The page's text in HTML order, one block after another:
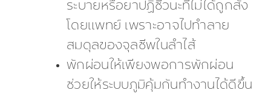
ระบายหรือยาปฏิชีวนะที่ไม่ได้ถูกสั่ง
โดยแพทย์ เพราะอาจไปทำลาย
สมดุลของจุลชีพในลำไส้
พักผ่อนให้เพียงพอการพักผ่อน
ช่วยให้ระบบภูมิคุ้มกันทำงานได้ดีขึ้น